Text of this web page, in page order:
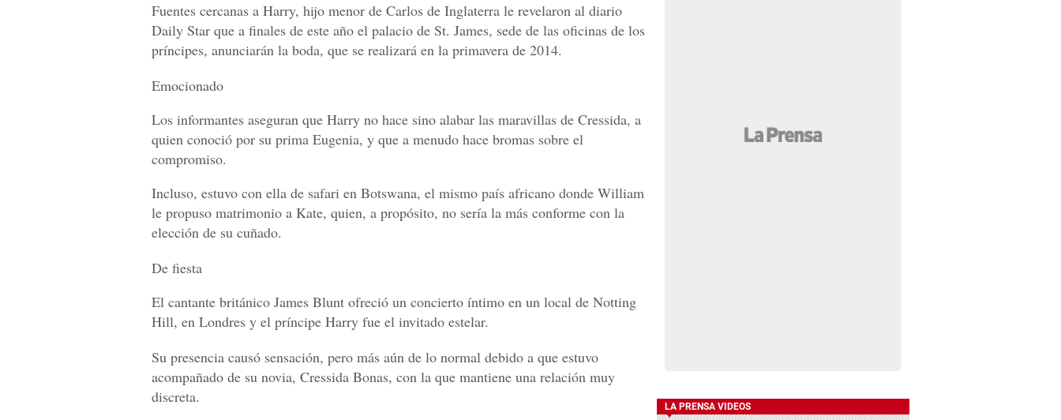
Fuentes cercanas a Harry, hijo menor de Carlos de Inglaterra le revelaron al diario
Daily Star que a finales de este año el palacio de St. James, sede de las oficinas de los
príncipes, anunciarán la boda, que se realizará en la primavera de 2014.
Emocionado
Los informantes aseguran que Harry no hace sino alabar las maravillas de Cressida, a
quien conoció por su prima Eugenia, y que a menudo hace bromas sobre el
compromiso.
Incluso, estuvo con ella de safari en Botswana, el mismo país africano donde William
le propuso matrimonio a Kate, quien, a propósito, no sería la más conforme con la
elección de su cuñado.
De fiesta
El cantante británico James Blunt ofreció un concierto íntimo en un local de Notting
Hill, en Londres y el príncipe Harry fue el invitado estelar.
Su presencia causó sensación, pero más aún de lo normal debido a que estuvo
acompañado de su novia, Cressida Bonas, con la que mantiene una relación muy
discreta.
LA PRENSA VIDEOS